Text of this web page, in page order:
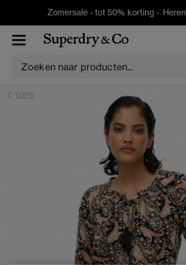
Zomersale - tot 50% korting - Heren
TOPS